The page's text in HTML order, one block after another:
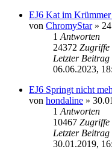
EJ6 Kat im
von ChromyStar»
1 Antworten
24372 Zugriffe
Letzter Beitrag
06.06.2023,
EJ6 Springt nicht
von hondaline »
1 Antworten
10467 Zugriffe
Letzter Beitrag
30.01.2019,